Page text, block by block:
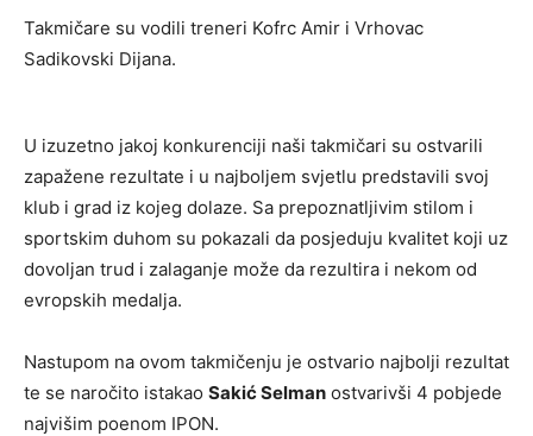
Takmičare su vodili treneri Kofrc Amir i Vrhovac
Sadikovski Dijana.
U izuzetno jakoj konkurenciji naši takmičari su ostvarili
zapažene rezultate i u najboljem svjetlu predstavili svoj
klub i grad iz kojeg dolaze. Sa prepoznatljivim stilom i
sportskim duhom su pokazali da posjeduju kvalitet koji uz
dovoljan trud i zalaganje može da rezultira i nekom od
evropskih medalja.
Nastupom na ovom takmičenju je ostvario najbolji rezultat
te se naročito istakao Sakić Selman ostvarivši 4 pobjede
najvišim poenom IPON.